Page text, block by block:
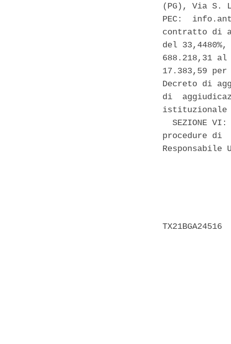
(PG), Via S.
PEC:
contratto di
del
688.218,31
17.383,59
Decreto di
di
istituzionale
SEZIONE VI:
procedure
Responsabile